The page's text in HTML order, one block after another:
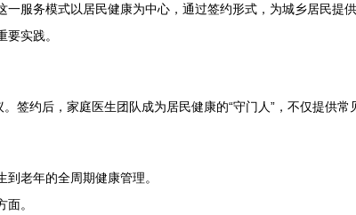
服务模式以居民健康为中心，通过签约形式，为城乡居民提
实践。
签约后，家庭医生团队成为居民健康的“守门人”，不仅提供
老年的全周期健康管理。
。